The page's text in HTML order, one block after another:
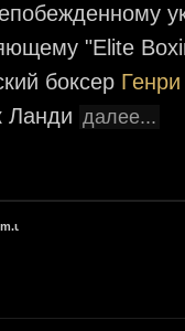
"Elite
боксер
Ланди далее...